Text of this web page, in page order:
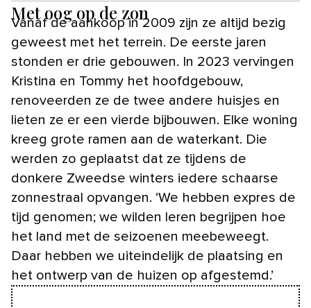
Met oog op de zon
Vanaf de aankoop in 2009 zijn ze altijd bezig
geweest met het terrein. De eerste jaren
stonden er drie gebouwen. In 2023 vervingen
Kristina en Tommy het hoofdgebouw,
renoveerden ze de twee andere huisjes en
lieten ze er een vierde bijbouwen. Elke woning
kreeg grote ramen aan de waterkant. Die
werden zo geplaatst dat ze tijdens de
donkere Zweedse winters iedere schaarse
zonnestraal opvangen. ‘We hebben expres de
tijd genomen; we wilden leren begrijpen hoe
het land met de seizoenen meebeweegt.
Daar hebben we uiteindelijk de plaatsing en
het ontwerp van de huizen op afgestemd.’